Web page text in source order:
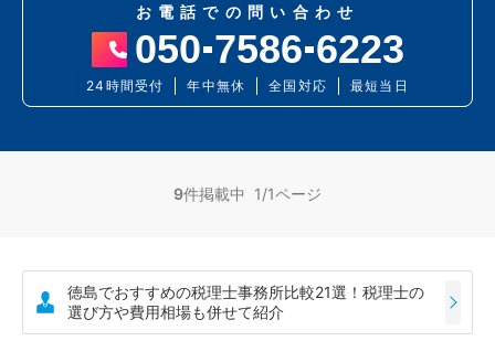
お電話での問い合わせ
050 7586 6223
24時間受付 年中無休 全国対応 最短当日
9件掲載中 1/1ページ
徳島でおすすめの税理士事務所比較21選！税理士の
選び方や費用相場も併せて紹介